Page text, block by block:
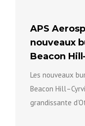
APS
nouveaux
Beacon
Les nouveaux
Beacon
grandissante